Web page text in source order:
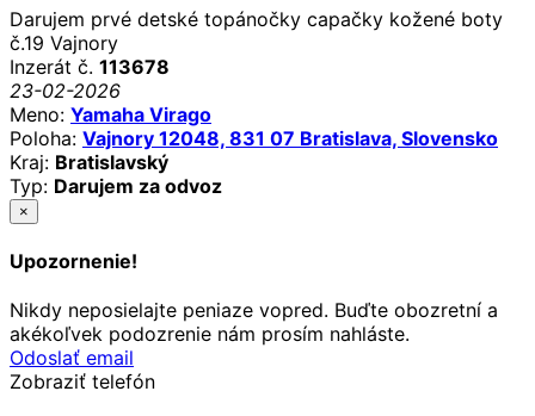
Darujem prvé detské topánočky capačky kožené boty
č.19 Vajnory
Inzerát č. 113678
23-02-2026
Meno: Yamaha Virago
Poloha: Vajnory 12048, 831 07 Bratislava, Slovensko
Kraj: Bratislavský
Typ: Darujem za odvoz
×
Upozornenie!
Nikdy neposielajte peniaze vopred. Buďte obozretní a
akékoľvek podozrenie nám prosím nahláste.
Odoslať email
Zobraziť telefón